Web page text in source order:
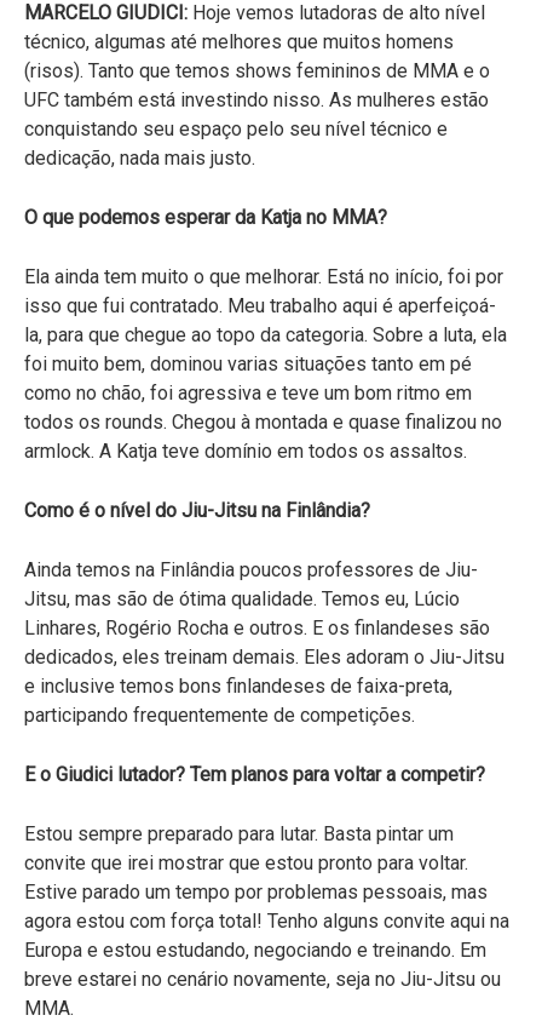
MARCELO GIUDICI: Hoje vemos lutadoras de alto nível
técnico, algumas até melhores que muitos homens
(risos). Tanto que temos shows femininos de MMA e o
UFC também está investindo nisso. As mulheres estão
conquistando seu espaço pelo seu nível técnico e
dedicação, nada mais justo.
O que podemos esperar da Katja no MMA?
Ela ainda tem muito o que melhorar. Está no início, foi por
isso que fui contratado. Meu trabalho aqui é aperfeiçoá-
la, para que chegue ao topo da categoria. Sobre a luta, ela
foi muito bem, dominou varias situações tanto em pé
como no chão, foi agressiva e teve um bom ritmo em
todos os rounds. Chegou à montada e quase finalizou no
armlock. A Katja teve domínio em todos os assaltos.
Como é o nível do Jiu-Jitsu na Finlândia?
Ainda temos na Finlândia poucos professores de Jiu-
Jitsu, mas são de ótima qualidade. Temos eu, Lúcio
Linhares, Rogério Rocha e outros. E os finlandeses são
dedicados, eles treinam demais. Eles adoram o Jiu-Jitsu
e inclusive temos bons finlandeses de faixa-preta,
participando frequentemente de competições.
E o Giudici lutador? Tem planos para voltar a competir?
Estou sempre preparado para lutar. Basta pintar um
convite que irei mostrar que estou pronto para voltar.
Estive parado um tempo por problemas pessoais, mas
agora estou com força total! Tenho alguns convite aqui na
Europa e estou estudando, negociando e treinando. Em
breve estarei no cenário novamente, seja no Jiu-Jitsu ou
MMA.